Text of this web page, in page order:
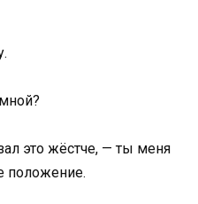
это жёстче, — ты меня
положение.